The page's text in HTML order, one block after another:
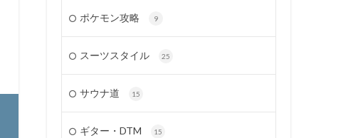
ポケモン攻略 9
スーツスタイル 25
サウナ道 15
ギター・DTM 15